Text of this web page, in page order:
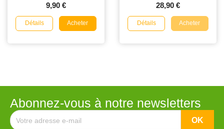
9,90 €
Détails Acheter
28,90 €
Détails Acheter
Abonnez-vous à notre newsletters